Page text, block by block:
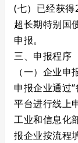
(七）已经获
超长期特别国
申报。
三、申报程序
（一）企业申
申报企业通过
平台进行线上
工业和信息化
报企业按流程